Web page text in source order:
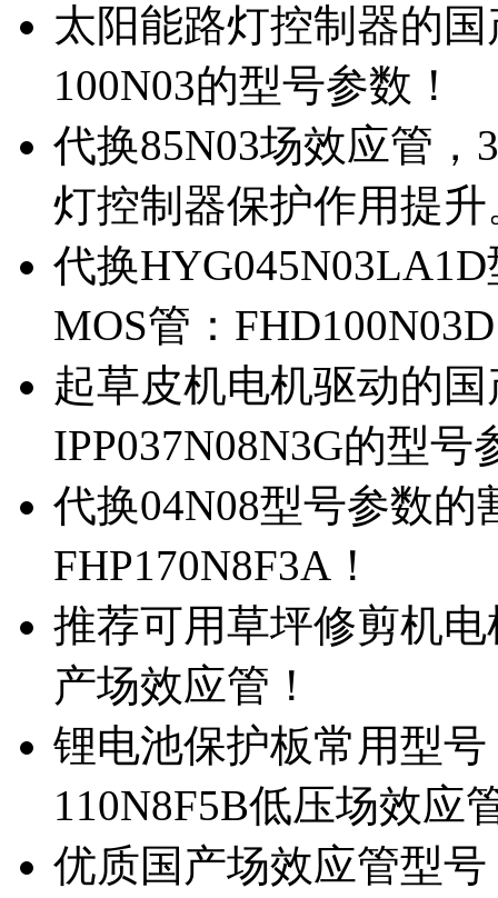
太阳能路灯控制器的
100N03的型号参数！
代换85N03场效应管
灯控制器保护作用提升
代换
MOS管：
起草皮机电机驱动的
IPP037N08N3G的型号
代换04N08型号参数
FHP170N8F3A！
推荐可用草坪修剪机电
产场效应管！
锂电池保护板常用型号
110N8F5B低压场效应
优质国产场效应管型